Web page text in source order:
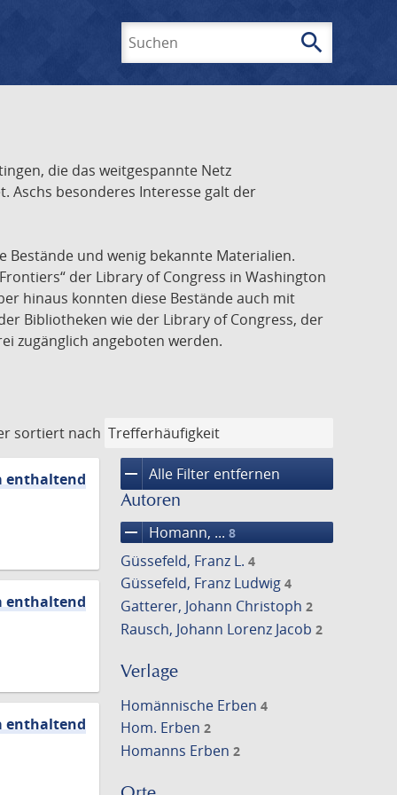
search
die das weitgespannte Netz
Aschs besonderes Interesse galt der
Bestände und wenig bekannte Materialien.
der Library of Congress in Washington
hinaus konnten diese Bestände auch mit
Bibliotheken wie der Library of Congress, der
zugänglich angeboten werden.
sortiert nach
remove Alle Filter entfernen
Autoren
remove Homann, ... 8
Güssefeld, Franz L. 4
Güssefeld, Franz Ludwig 4
Gatterer, Johann Christoph 2
Rausch, Johann Lorenz Jacob 2
Verlage
Homännische Erben 4
Hom. Erben 2
Homanns Erben 2
enthaltend
enthaltend
enthaltend